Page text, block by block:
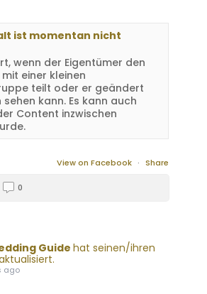
ist momentan nicht
wenn der Eigentümer den
einer kleinen
teilt oder er geändert
sehen kann. Es kann auch
Content inzwischen
View on Facebook · Share
0
Guidehat seinen/ihren
ago